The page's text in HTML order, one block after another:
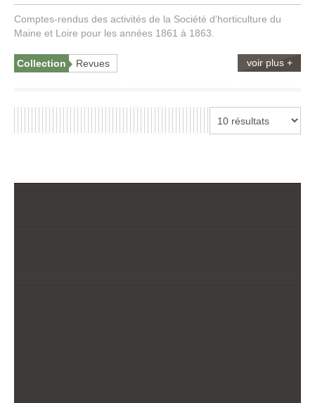
Comptes-rendus des activités de la Société d'horticulture du
Maine et Loire pour les années 1861 à 1863.
Collection Revues voir plus +